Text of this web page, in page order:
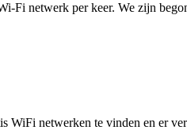
Fi netwerk per keer. We zijn
netwerken te vinden en er